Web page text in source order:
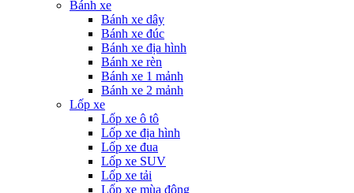
Bánh xe
Bánh xe dây
Bánh xe đúc
Bánh xe địa hình
Bánh xe rèn
Bánh xe 1 mảnh
Bánh xe 2 mảnh
Lốp xe
Lốp xe ô tô
Lốp xe địa hình
Lốp xe đua
Lốp xe SUV
Lốp xe tải
Lốp xe mùa đông